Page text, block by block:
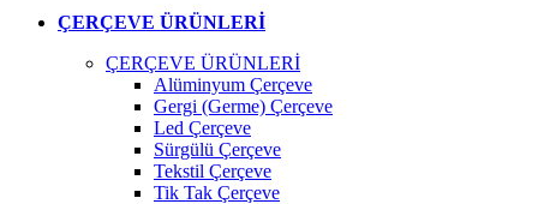
ÇERÇEVE ÜRÜNLERİ
ÇERÇEVE ÜRÜNLERİ
Alüminyum Çerçeve
Gergi (Germe) Çerçeve
Led Çerçeve
Sürgülü Çerçeve
Tekstil Çerçeve
Tik Tak Çerçeve